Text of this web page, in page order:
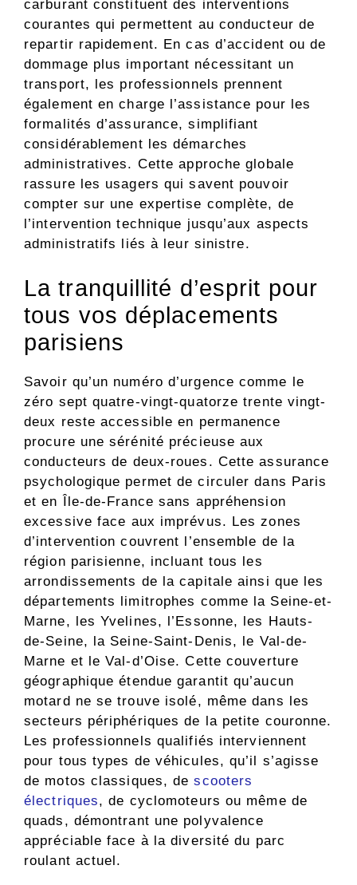
carburant constituent des interventions
courantes qui permettent au conducteur de
repartir rapidement. En cas d’accident ou de
dommage plus important nécessitant un
transport, les professionnels prennent
également en charge l’assistance pour les
formalités d’assurance, simplifiant
considérablement les démarches
administratives. Cette approche globale
rassure les usagers qui savent pouvoir
compter sur une expertise complète, de
l’intervention technique jusqu’aux aspects
administratifs liés à leur sinistre.
La tranquillité d’esprit pour
tous vos déplacements
parisiens
Savoir qu’un numéro d’urgence comme le
zéro sept quatre-vingt-quatorze trente vingt-
deux reste accessible en permanence
procure une sérénité précieuse aux
conducteurs de deux-roues. Cette assurance
psychologique permet de circuler dans Paris
et en Île-de-France sans appréhension
excessive face aux imprévus. Les zones
d’intervention couvrent l’ensemble de la
région parisienne, incluant tous les
arrondissements de la capitale ainsi que les
départements limitrophes comme la Seine-et-
Marne, les Yvelines, l’Essonne, les Hauts-
de-Seine, la Seine-Saint-Denis, le Val-de-
Marne et le Val-d’Oise. Cette couverture
géographique étendue garantit qu’aucun
motard ne se trouve isolé, même dans les
secteurs périphériques de la petite couronne.
Les professionnels qualifiés interviennent
pour tous types de véhicules, qu’il s’agisse
de motos classiques, descooters
électriques, de cyclomoteurs ou même de
quads, démontrant une polyvalence
appréciable face à la diversité du parc
roulant actuel.